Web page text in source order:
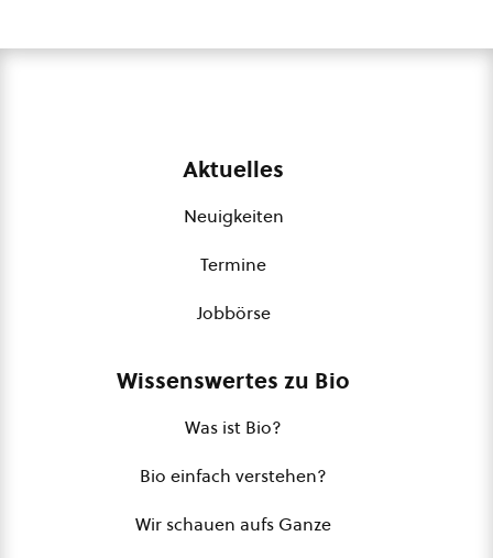
Aktuelles
Neuigkeiten
Termine
Jobbörse
Wissenswertes zu Bio
Was ist Bio?
Bio einfach verstehen?
Wir schauen aufs Ganze